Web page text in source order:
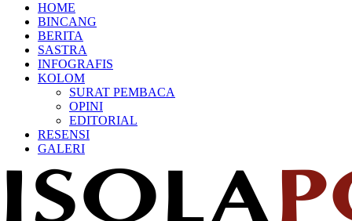
HOME
BINCANG
BERITA
SASTRA
INFOGRAFIS
KOLOM
SURAT PEMBACA
OPINI
EDITORIAL
RESENSI
GALERI